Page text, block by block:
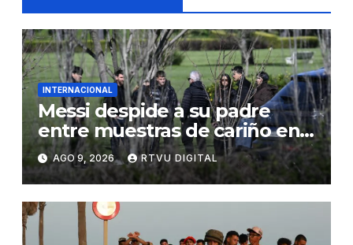
INTERNACIONAL
Messi despide a su padre
entre muestras de cariño en
Rosario
AGO 9, 2026 RTVU DIGITAL